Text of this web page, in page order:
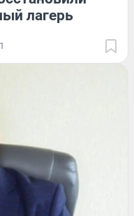
лагерь